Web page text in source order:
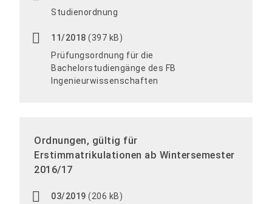
Studienordnung
11/2018 (397 kB)
Prüfungsordnung für die
Bachelorstudiengänge des FB
Ingenieurwissenschaften
Ordnungen, gültig für
Erstimmatrikulationen ab Wintersemester
2016/17
03/2019 (206 kB)